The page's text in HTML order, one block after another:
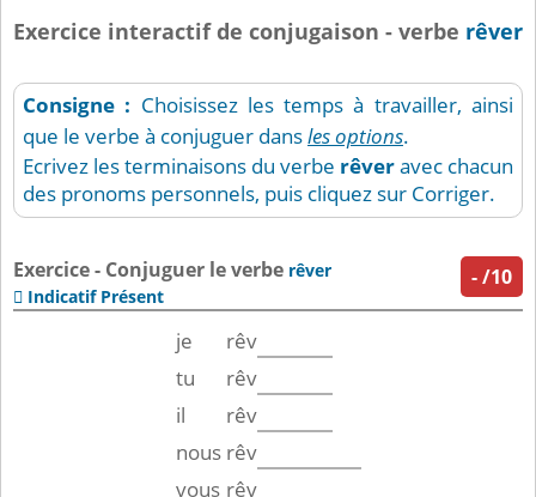
Exercice interactif de conjugaison - verbe rêver
Consigne : Choisissez les temps à travailler, ainsi
que le verbe à conjuguer dansles options.
Ecrivez les terminaisons du verbe rêveravec chacun
des pronoms personnels, puis cliquez sur Corriger.
-/10
Exercice - Conjuguer le verbe rêver
 Indicatif Présent
je
rêv
tu
rêv
il
rêv
nous rêv
vous rêv